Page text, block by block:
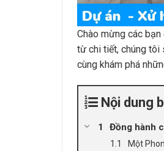
Chào mừng các
từ chi tiết, chúng tôi
cùng khám phá
Nội dung
Đồng hành
Một